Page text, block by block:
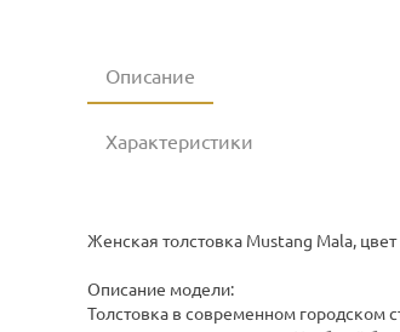
Описание
Характеристики
Женская толстовка Mustang Mala, цвет
Описание модели:
Толстовка в современном городском